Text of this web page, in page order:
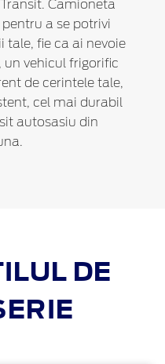
Camioneta
a se potrivi
tale, fie ca ai nevoie
un vehicul frigorific
de cerintele tale,
cel mai durabil
autosasiu din
DE